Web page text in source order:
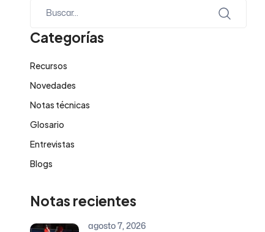
Categorías
Recursos
Novedades
Notas técnicas
Glosario
Entrevistas
Blogs
Notas recientes
agosto 7, 2026